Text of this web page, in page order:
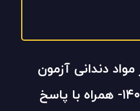
دندانی آزمون
دستیاری ۱۴۰۲ و ۱۴۰۱- همراه با پاسخ